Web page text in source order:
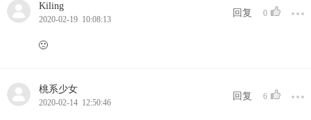
Kiling
2020-02-19 10:08:13
回复 0
🙁
桃系少女
2020-02-14 12:50:46
回复 6